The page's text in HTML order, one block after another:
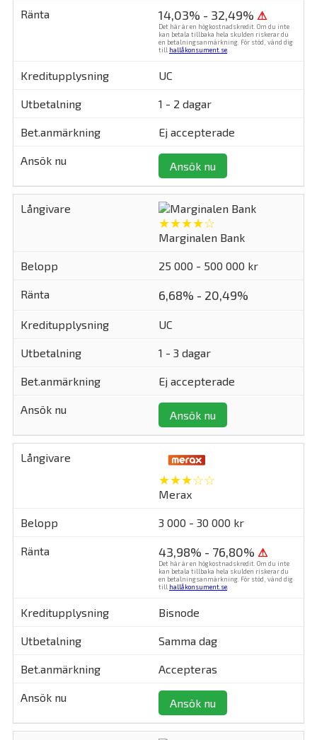
14,03% - 32,49% ⚠
Det här är en högkostnadskredit. Om du inte
kan betala tillbaka hela skulden riskerar du
en betalningsanmärkning. För stöd, vänd dig
till hallåkonsument.se.
UC
1 - 2 dagar
Ej accepterade
Ansök nu
★★★★☆
Marginalen Bank
25 000 - 500 000 kr
6,68% - 20,49%
UC
1 - 3 dagar
Ej accepterade
Ansök nu
★★★☆☆
Merax
3 000 - 30 000 kr
43,98% - 76,80% ⚠
Det här är en högkostnadskredit. Om du inte
kan betala tillbaka hela skulden riskerar du
en betalningsanmärkning. För stöd, vänd dig
till hallåkonsument.se
Bisnode
Samma dag
Accepteras
Ansök nu